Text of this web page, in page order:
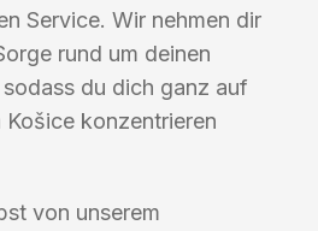
Service. Wir nehmen dir
rund um deinen
du dich ganz auf
konzentrieren
von unserem